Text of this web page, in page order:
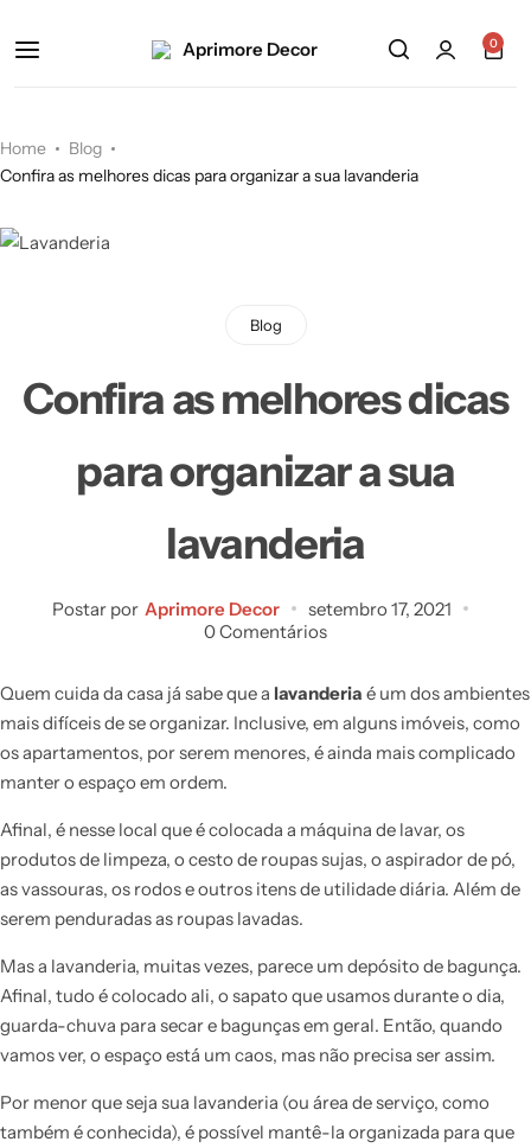
0
Home
Blog
Confira as melhores dicas para organizar a sua lavanderia
Blog
Confira as melhores dicas
para organizar a sua
lavanderia
Postar por Aprimore Decor
setembro 17, 2021
0 Comentários
Quem cuida da casa já sabe que a lavanderia é um dos ambientes
mais difíceis de se organizar. Inclusive, em alguns imóveis, como
os apartamentos, por serem menores, é ainda mais complicado
manter o espaço em ordem.
Afinal, é nesse local que é colocada a máquina de lavar, os
produtos de limpeza, o cesto de roupas sujas, o aspirador de pó,
as vassouras, os rodos e outros itens de utilidade diária. Além de
serem penduradas as roupas lavadas.
Mas a lavanderia, muitas vezes, parece um depósito de bagunça.
Afinal, tudo é colocado ali, o sapato que usamos durante o dia,
guarda-chuva para secar e bagunças em geral. Então, quando
vamos ver, o espaço está um caos, mas não precisa ser assim.
Por menor que seja sua lavanderia (ou área de serviço, como
também é conhecida), é possível mantê-la organizada para que